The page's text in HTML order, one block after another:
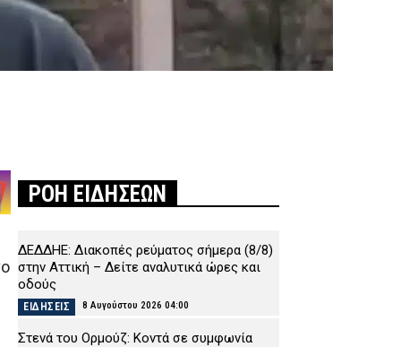
ΡΟΗ ΕΙΔΗΣΕΩΝ
ΔΕΔΔΗΕ: Διακοπές ρεύματος σήμερα (8/8)
στην Αττική – Δείτε αναλυτικά ώρες και
οδούς
ΕΙΔΗΣΕΙΣ 8 Αυγούστου 2026 04:00
Στενά του Ορμούζ: Κοντά σε συμφωνία